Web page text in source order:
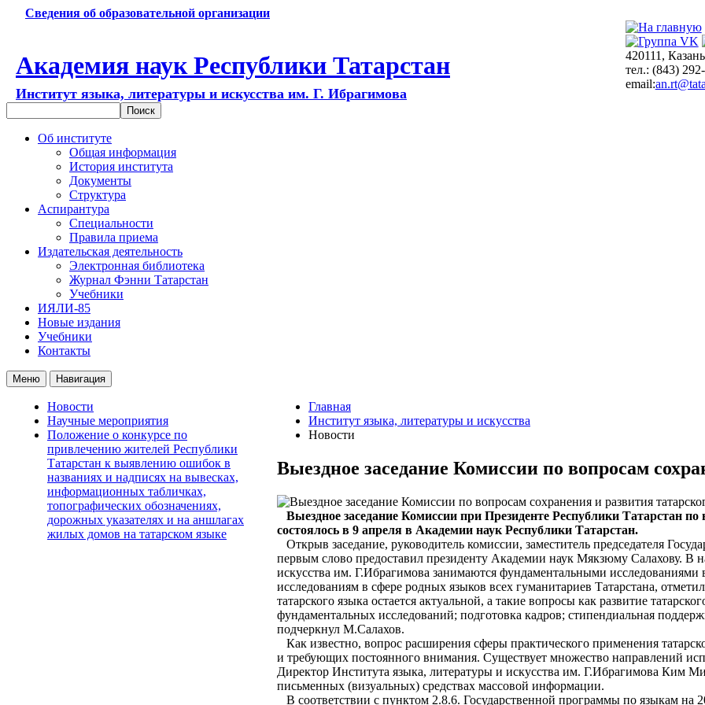
Сведения об образовательной организации
Академия наук Республики Татарстан
Институт языка, литературы и искусства им. Г. Ибрагимова
420111,
тел.: (843)
email:
Об институте
Общая информация
История института
Документы
Структура
Аспирантура
Специальности
Правила приема
Издательская деятельность
Электронная библиотека
Журнал Фэнни Татарстан
Учебники
ИЯЛИ-85
Новые издания
Учебники
Контакты
Меню Навигация
Новости
Научные мероприятия
Положение о конкурсе по
привлечению жителей Республики
Татарстан к выявлению ошибок в
названиях и надписях на вывесках,
информационных табличках,
топографических обозначениях,
дорожных указателях и на аншлагах
жилых домов на татарском языке
Главная
Институт языка, литературы и искусства
Новости
Выездное заседание Комиссии по вопросам
Выездное заседание Комиссии при Президенте Республики Татарстан
состоялось в 9 апреля в Академии наук Республики Татарстан.
Открыв заседание, руководитель комиссии, заместитель председателя
первым слово предоставил президенту Академии наук Мякзюму Салахову. В
искусства им. Г.Ибрагимова занимаются фундаментальными исследованиями
исследованиям в сфере родных языков всех гуманитариев Татарстана,
татарского языка остается актуальной, а такие вопросы как развитие
фундаментальных исследований; подготовка кадров; стипендиальная
подчеркнул М.Салахов.
Как известно, вопрос расширения сферы практического применения
и требующих постоянного внимания. Существует множество направлений
Директор Института языка, литературы и искусства им. Г.Ибрагимова Ким
письменных (визуальных) средствах массовой информации.
В соответствии с пунктом 2.8.6. Государственной программы по языкам на